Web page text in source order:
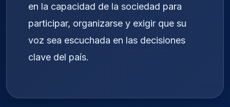
en la capacidad de la sociedad para
participar, organizarse y exigir que su
voz sea escuchada en las decisiones
clave del país.